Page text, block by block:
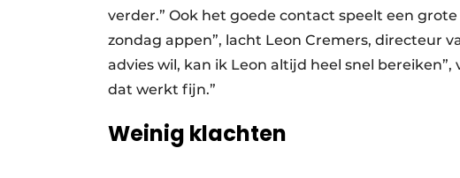
verder.” Ook het goede contact speelt een
zondag appen”, lacht Leon Cremers, directeur
advies wil, kan ik Leon altijd heel snel
dat werkt fijn.”
Weinig klachten